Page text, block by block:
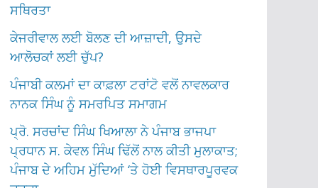
ਸਥਿਰਤਾ
ਕੇਜਰੀਵਾਲ ਲਈ ਬੋਲਣ ਦੀ ਆਜ਼ਾਦੀ, ਉਸਦੇ
ਆਲੋਚਕਾਂ ਲਈ ਚੁੱਪ?
ਪੰਜਾਬੀ ਕਲਮਾਂ ਦਾ ਕਾਫ਼ਲਾ ਟਰਾਂਟੋ ਵਲੋਂ ਨਾਵਲਕਾਰ
ਨਾਨਕ ਸਿੰਘ ਨੂੰ ਸਮਰਪਿਤ ਸਮਾਗਮ
ਪ੍ਰੋ. ਸਰਚਾਂਦ ਸਿੰਘ ਖਿਆਲਾ ਨੇ ਪੰਜਾਬ ਭਾਜਪਾ
ਪ੍ਰਧਾਨ ਸ. ਕੇਵਲ ਸਿੰਘ ਢਿੱਲੋਂ ਨਾਲ ਕੀਤੀ ਮੁਲਾਕਾਤ;
ਪੰਜਾਬ ਦੇ ਅਹਿਮ ਮੁੱਦਿਆਂ ‘ਤੇ ਹੋਈ ਵਿਸਥਾਰਪੂਰਵਕ